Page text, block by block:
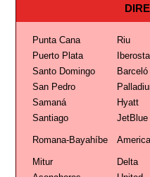
Punta Cana Riu
Puerto Plata
Santo Domingo
Barceló
San Pedro
Samaná
Hyatt
Santiago
JetBlue
Romana-Bayahíbe
Mitur
Delta